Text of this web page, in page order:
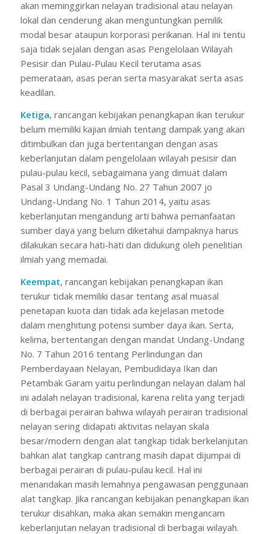
akan meminggirkan nelayan tradisional atau nelayan
lokal dan cenderung akan menguntungkan pemilik
modal besar ataupun korporasi perikanan. Hal ini tentu
saja tidak sejalan dengan asas Pengelolaan Wilayah
Pesisir dan Pulau-Pulau Kecil terutama asas
pemerataan, asas peran serta masyarakat serta asas
keadilan.
Ketiga, rancangan kebijakan penangkapan ikan terukur
belum memiliki kajian ilmiah tentang dampak yang akan
ditimbulkan dan juga bertentangan dengan asas
keberlanjutan dalam pengelolaan wilayah pesisir dan
pulau-pulau kecil, sebagaimana yang dimuat dalam
Pasal 3 Undang-Undang No. 27 Tahun 2007 jo
Undang-Undang No. 1 Tahun 2014, yaitu asas
keberlanjutan mengandung arti bahwa pemanfaatan
sumber daya yang belum diketahui dampaknya harus
dilakukan secara hati-hati dan didukung oleh penelitian
ilmiah yang memadai.
Keempat, rancangan kebijakan penangkapan ikan
terukur tidak memiliki dasar tentang asal muasal
penetapan kuota dan tidak ada kejelasan metode
dalam menghitung potensi sumber daya ikan. Serta,
kelima, bertentangan dengan mandat Undang-Undang
No. 7 Tahun 2016 tentang Perlindungan dan
Pemberdayaan Nelayan, Pembudidaya Ikan dan
Petambak Garam yaitu perlindungan nelayan dalam hal
ini adalah nelayan tradisional, karena relita yang terjadi
di berbagai perairan bahwa wilayah perairan tradisional
nelayan sering didapati aktivitas nelayan skala
besar/modern dengan alat tangkap tidak berkelanjutan
bahkan alat tangkap cantrang masih dapat dijumpai di
berbagai perairan di pulau-pulau kecil. Hal ini
menandakan masih lemahnya pengawasan penggunaan
alat tangkap. Jika rancangan kebijakan penangkapan ikan
terukur disahkan, maka akan semakin mengancam
keberlanjutan nelayan tradisional di berbagai wilayah.